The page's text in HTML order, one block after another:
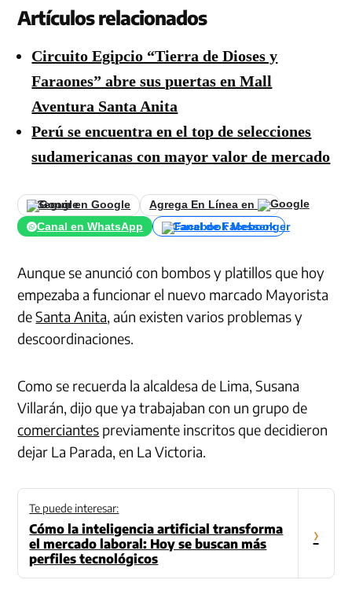
Artículos relacionados
Circuito Egipcio “Tierra de Dioses y
Faraones” abre sus puertas en Mall
Aventura Santa Anita
Perú se encuentra en el top de selecciones
sudamericanas con mayor valor de mercado
Seguir en Google
Agrega En Línea en
Canal en WhatsApp
Canal de Facebook
Aunque se anunció con bombos y platillos que hoy
empezaba a funcionar el nuevo marcado Mayorista
deSanta Anita, aún existen varios problemas y
descoordinaciones.
Como se recuerda la alcaldesa de Lima, Susana
Villarán, dijo que ya trabajaban con un grupo de
comerciantes previamente inscritos que decidieron
dejar La Parada, en La Victoria.
Te puede interesar:
Cómo la inteligencia artificial transforma
el mercado laboral: Hoy se buscan más
perfiles tecnológicos
›